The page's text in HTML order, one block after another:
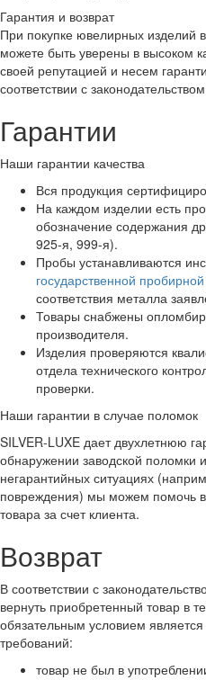
Гарантия и возврат
При покупке ювелирных изделий
можете быть уверены в высоком
своей репутацией и несем
соответствии с
Гарантии
Наши гарантии качества
Вся продукция
На каждом изделии есть
обозначение содержания
925-я, 999-я).
Пробы устанавливаются
государственной
соответствия металла
Товары снабжены
производителя.
Изделия проверяются
отдела технического
проверки.
Наши гарантии в случае поломок
SILVER-LUXE дает двухлетнюю
обнаружении заводской поломки
негарантийных ситуациях
повреждения) мы можем помочь
товара за счет клиента.
Возврат
В соответствии с
вернуть приобретенный товар в
обязательным условием
требований:
товар не был в